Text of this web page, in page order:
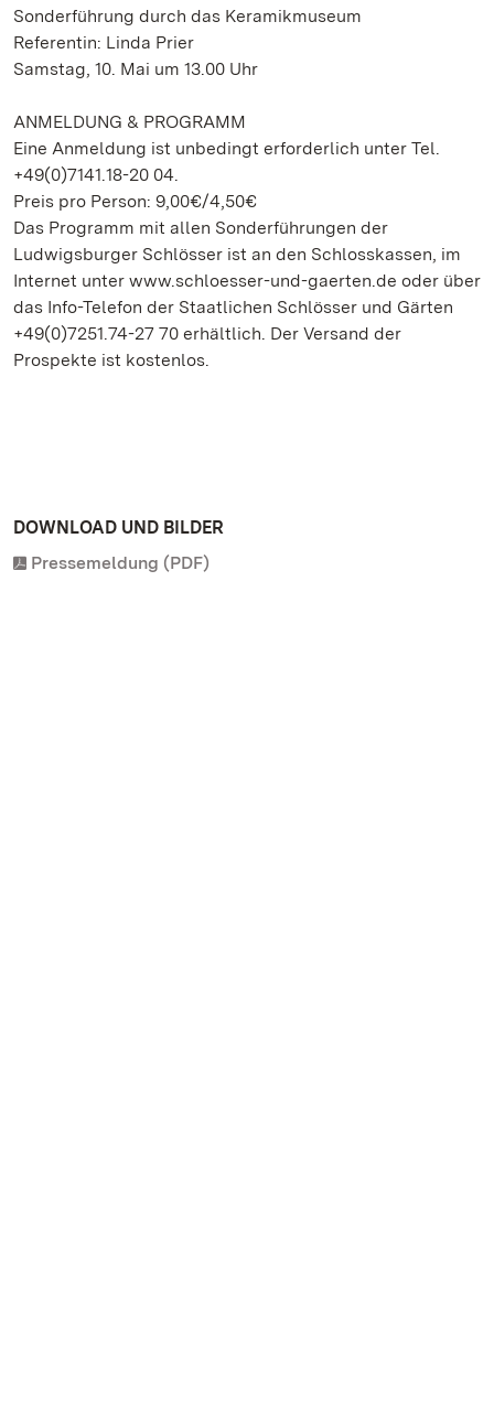
Sonderführung durch das Keramikmuseum
Referentin: Linda Prier
Samstag, 10. Mai um 13.00 Uhr
ANMELDUNG & PROGRAMM
Eine Anmeldung ist unbedingt erforderlich unter Tel.
+49(0)7141.18-20 04.
Preis pro Person: 9,00€/4,50€
Das Programm mit allen Sonderführungen der
Ludwigsburger Schlösser ist an den Schlosskassen, im
Internet unter www.schloesser-und-gaerten.de oder über
das Info-Telefon der Staatlichen Schlösser und Gärten
+49(0)7251.74-27 70 erhältlich. Der Versand der
Prospekte ist kostenlos.
DOWNLOAD UND BILDER
Pressemeldung (PDF)